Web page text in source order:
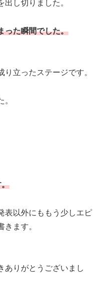
し切りました。
った瞬間でした。
立ったステージです。
。
表以外にももう少しエピ
ます。
ありがとうございまし